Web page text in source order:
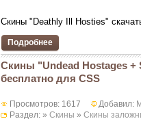
Скины "Deathly Ill Hosties"
Подробнее
Скины "Undead Hostages +
бесплатно для CSS
Просмотров: 1617 Добавил:
Раздел: » Скины » Скины